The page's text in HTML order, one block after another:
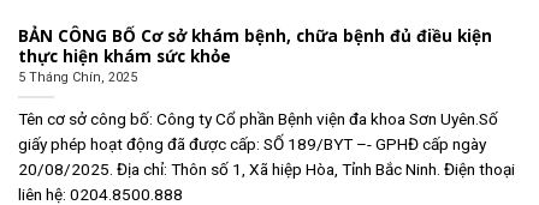
BẢN CÔNG BỐ Cơ sở khám bệnh, chữa bệnh đủ điều kiện
thực hiện khám sức khỏe
5 Tháng Chín, 2025
Tên cơ sở công bố: Công ty Cổ phần Bệnh viện đa khoa Sơn Uyên.Số
giấy phép hoạt động đã được cấp: SỐ 189/BYT –- GPHĐ cấp ngày
20/08/2025. Địa chỉ: Thôn số 1, Xã hiệp Hòa, Tỉnh Bắc Ninh. Điện thoại
liên hệ: 0204.8500.888